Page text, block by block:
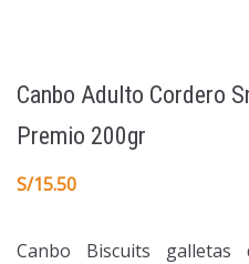
Canbo Adulto Cordero
Premio 200gr
S/15.50
Canbo Biscuits